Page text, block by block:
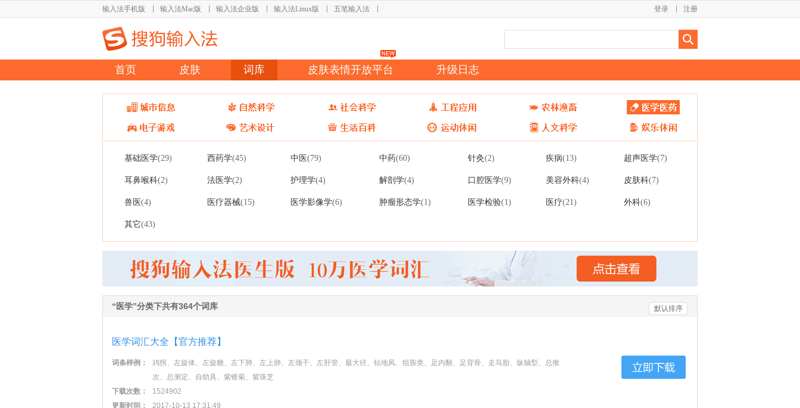
输入法手机版 输入法Mac版 输入法企业版 输入法Linux版 五笔输入法 注册
登录
首页 皮肤 词库 皮肤表情开放平台 升级日志
基础医学(29) 西药学(45) 中医(79) 中药(60) 针灸(2) 疾病(13) 超声医学(7)
耳鼻喉科(2) 法医学(2) 护理学(4) 解剖学(4) 口腔医学(9) 美容外科(4) 皮肤科(7)
兽医(4) 医疗器械(15) 医学影像学(6) 肿瘤形态学(1) 医学检验(1) 医疗(21) 外科(6)
其它(43)
“医学”分类下共有364个词库 默认排序
医学词汇大全【官方推荐】
词条样例：
鸡拐、左旋体、左旋糖、左下肺、左上肺、左颈干、左肝管、最大径、钻地风、组胺类、足内翻、足背骨、走马胎、纵轴型、总揿
次、总测定、自助具、紫锥菊、紫珠芝
下载次数：
1524902
更新时间：
2017-10-13 17:31:49